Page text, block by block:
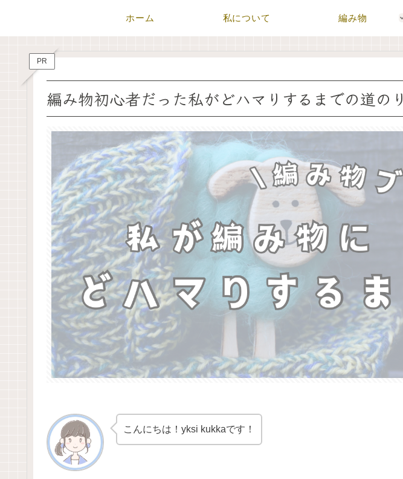
ホーム 私について 編み物
PR
編み物初心者だった私がどハマりするまでの道のり
こんにちは！yksi kukkaです！